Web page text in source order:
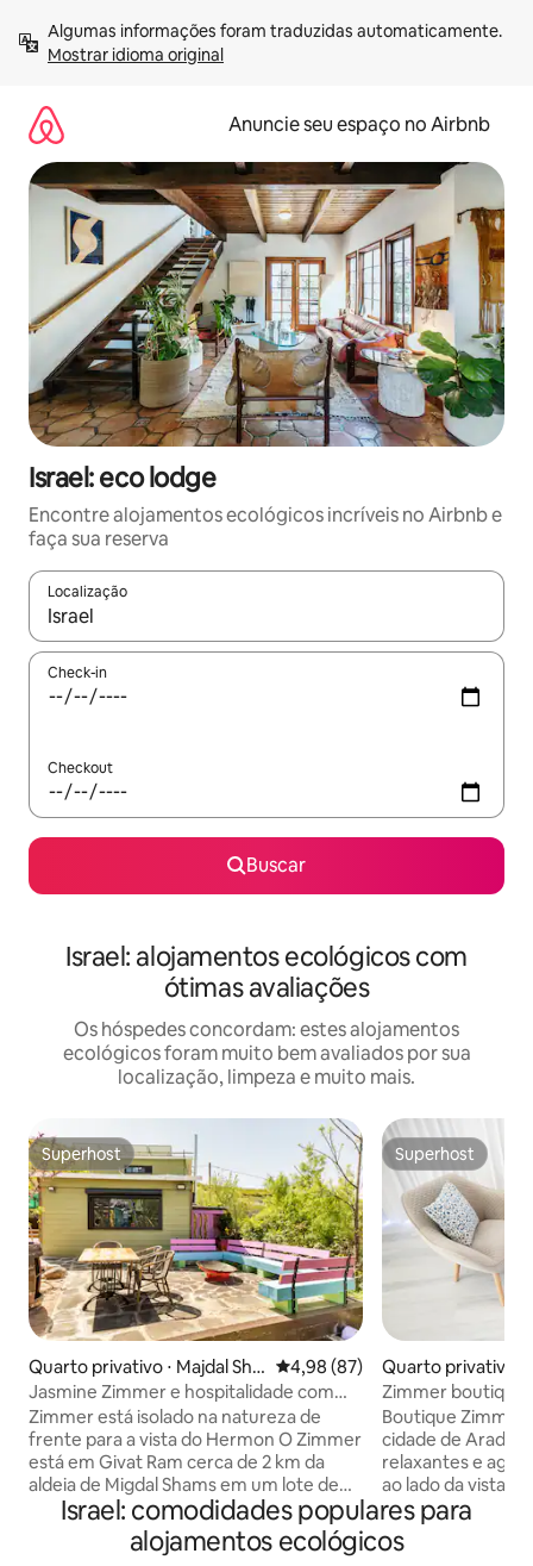
para
Mostrar idioma original
Anuncie seu espaço no Airbnb
Israel: eco lodge
Encontre alojamentos ecológicos incríveis no Airbnb e
faça sua reserva
Localização
Quando os resultados estiverem disponíveis, explore-os
Check-in
Checkout
Buscar
Israel: alojamentos ecológicos com
ótimas avaliações
Os hóspedes concordam: estes alojamentos
ecológicos foram muito bem avaliados por sua
localização, limpeza e muito mais.
Superhost
Superhost
Quarto privativo ⋅ Majdal Sha
ms
4,98 de uma avaliação média
4,98 (87)
Jasmine Zimmer e hospitalidade com
vista deslumbrante
Zimmer está isolado na natureza de
frente para a vista do Hermon O Zimmer
está em Givat Ram cerca de 2 km da
aldeia de Migdal Shams em um lote de
natureza privada de cerejas, o Zimmer é
construído em madeira e tem uma sala
de estar, uma cozinha interna, WC e
Superhost
Superhost
Quarto privativo ⋅
Zimmer boutique
Boutique Zimmer Adela .
cidade de Arad e
relaxantes e
ao lado da vista
Zimmer é
padrão e
pelo designer e
Israel: comodidades populares para
alojamentos ecológicos